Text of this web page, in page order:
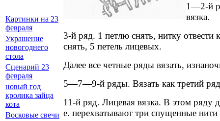
1—2-й
вязка.
3-й ряд. 1 петлю снять, нитку отвести
снять, 5 петель лицевых.
Далее все четные ряды вязать,
5—7—9-й ряды. Вязать как третий
11-й ряд. Лицевая вязка. В этом ряду
е. перехватывают три спущенные нити
Картинки на 23
февраля
Украшение
новогоднего
стола
Сценарий 23
февраля
новый год
кролика зайца
кота
Восковые свечи